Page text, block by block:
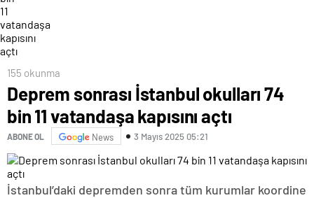
155 okunma
Deprem sonrası İstanbul okulları 74
bin 11 vatandaşa kapısını açtı
ABONE OL News 3 Mayıs 2025 05:21
İstanbul’daki depremden sonra tüm kurumlar koordine